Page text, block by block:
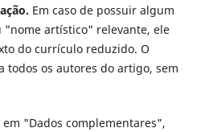
Em caso de possuir algum
"nome artístico" relevante, ele
do currículo reduzido. O
todos os autores do artigo, sem
"Dados complementares",